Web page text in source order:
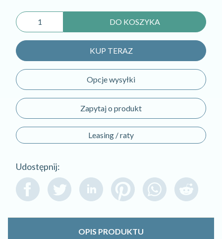
DO KOSZYKA
KUP TERAZ
Opcje wysyłki
Zapytaj o produkt
Leasing / raty
Udostępnij:
OPIS PRODUKTU